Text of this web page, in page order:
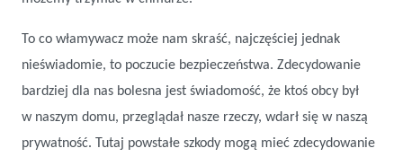
To co włamywacz może nam skraść, najczęściej jednak
nieświadomie, to poczucie bezpieczeństwa. Zdecydowanie
bardziej dla nas bolesna jest świadomość, że ktoś obcy był
w naszym domu, przeglądał nasze rzeczy, wdarł się w naszą
prywatność. Tutaj powstałe szkody mogą mieć zdecydowanie